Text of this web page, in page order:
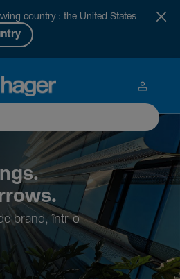
country : the United States
brand, într-o